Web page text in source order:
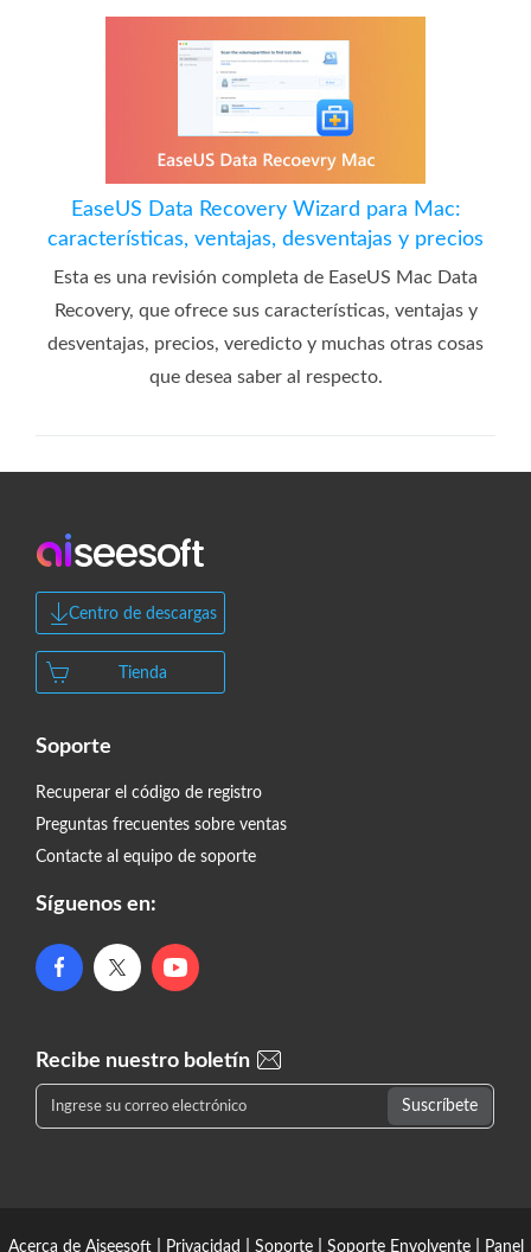
EaseUS Data Recovery Wizard para Mac:
características, ventajas, desventajas y precios
Esta es una revisión completa de EaseUS Mac Data
Recovery, que ofrece sus características, ventajas y
desventajas, precios, veredicto y muchas otras cosas
que desea saber al respecto.
Centro de descargas
Tienda
Soporte
Recuperar el código de registro
Preguntas frecuentes sobre ventas
Contacte al equipo de soporte
Síguenos en:
Recibe nuestro boletín
Acerca de Aiseesoft| Privacidad Soporte| Soporte Envolvente| Panel